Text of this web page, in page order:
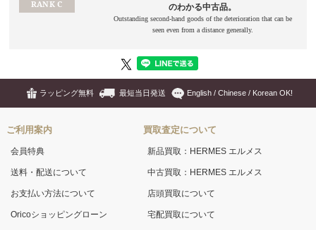
ラッピング無料 最短当日発送 English / Chinese / Korean OK!
ご利用案内
会員特典
送料・配送について
お支払い方法について
Oricoショッピングローン
買取査定について
新品買取：HERMES エルメス
中古買取：HERMES エルメス
店頭買取について
宅配買取について